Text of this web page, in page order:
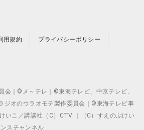
用規約 プライバシーポリシー
｜©メ～テレ｜©東海テレビ、中京テレビ、
ジオのウラオモテ製作委員会｜©東海テレビ事
こ／講談社（C）CTV ｜（C）すえのぶけい
スチャンネル